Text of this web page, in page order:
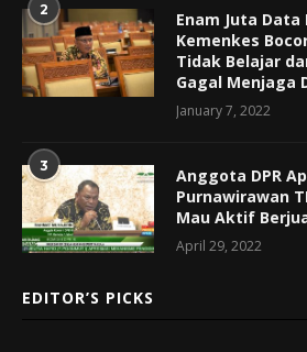
2
Enam Juta Data
Kemenkes
Tidak Belajar
Gagal Menjaga
January 7, 2022
3
Anggota DPR
Purnawirawan
Mau Aktif
April 29, 2022
EDITOR’S PICKS